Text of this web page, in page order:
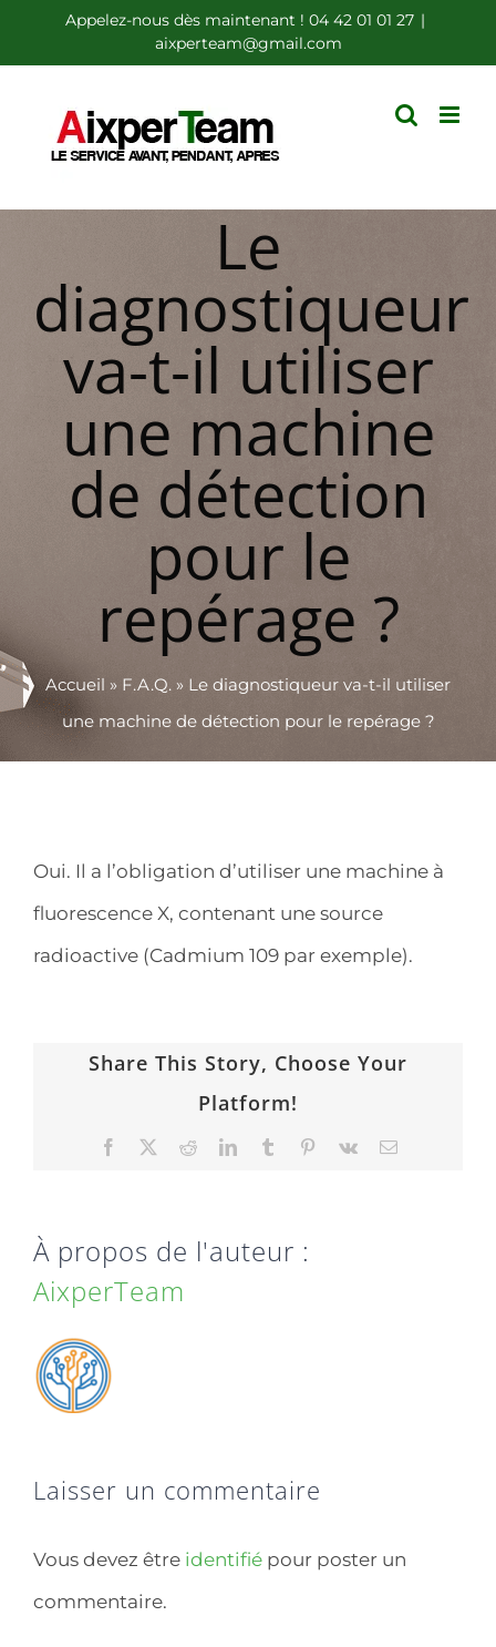
au
contenu
Appelez-nous dès maintenant ! 04 42 01 01 27 |
aixperteam@gmail.com
Le
diagnostiqueur
va-t-il utiliser
une machine
de détection
pour le
repérage ?
Accueil » F.A.Q. » Le diagnostiqueur va-t-il utiliser
une machine de détection pour le repérage ?
Oui. Il a l’obligation d’utiliser une machine à
fluorescence X, contenant une source
radioactive (Cadmium 109 par exemple).
Share This Story, Choose Your
Platform!
Facebook RedditLinkedInTumblr Pinterest
Vk Email
À propos de l'auteur :
AixperTeam
Laisser un commentaire
Vous devez être identifié pour poster un
commentaire.